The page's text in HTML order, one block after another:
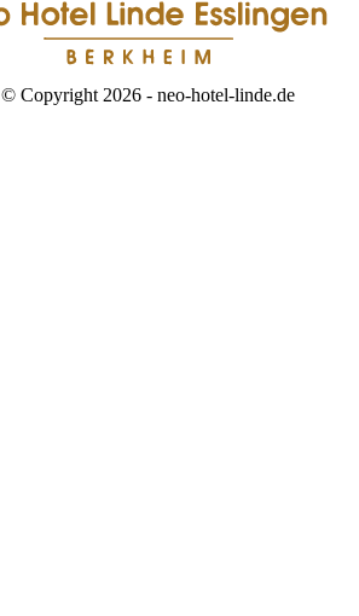
© Copyright 2026 - neo-hotel-linde.de